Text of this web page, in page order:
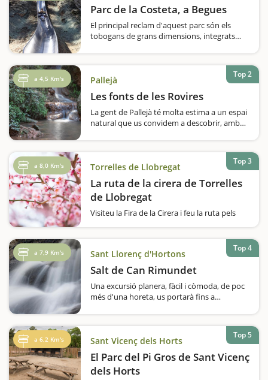
Parc de la Costeta, a Begues
El principal reclam d'aquest parc són els
tobogans de grans dimensions, integrats
una zona de pícnic. Això, sí, recordeu…
a 4,5 Km's Pallejà
Les fonts de les Rovires
La gent de Pallejà té molta estima a un espai
natural que us convidem a descobrir, amb
indicada des del tanatori municipal, situat a
la sortida nord de Pallejà, us…
Top 2
a 8,0 Km's Torrelles de Llobregat
La ruta de la cirera de Torrelles
de Llobregat
Visiteu la Fira de la Cirera i feu la ruta pels
emblemàtica de Torrelles de Llobregat, i a ell
li dediquen una fira a principis de juny. Si us
agrada…
Top 3
a 7,9 Km's Sant Llorenç d'Hortons
Salt de Can Rimundet
Una excursió planera, fàcil i còmoda, de poc
més d'una horeta, us portarà fins a
per camps de conreus, vinyes i…
Top 4
a 6,2 Km's Sant Vicenç dels Horts
El Parc del Pi Gros de Sant Vicenç
dels Horts
Top 5